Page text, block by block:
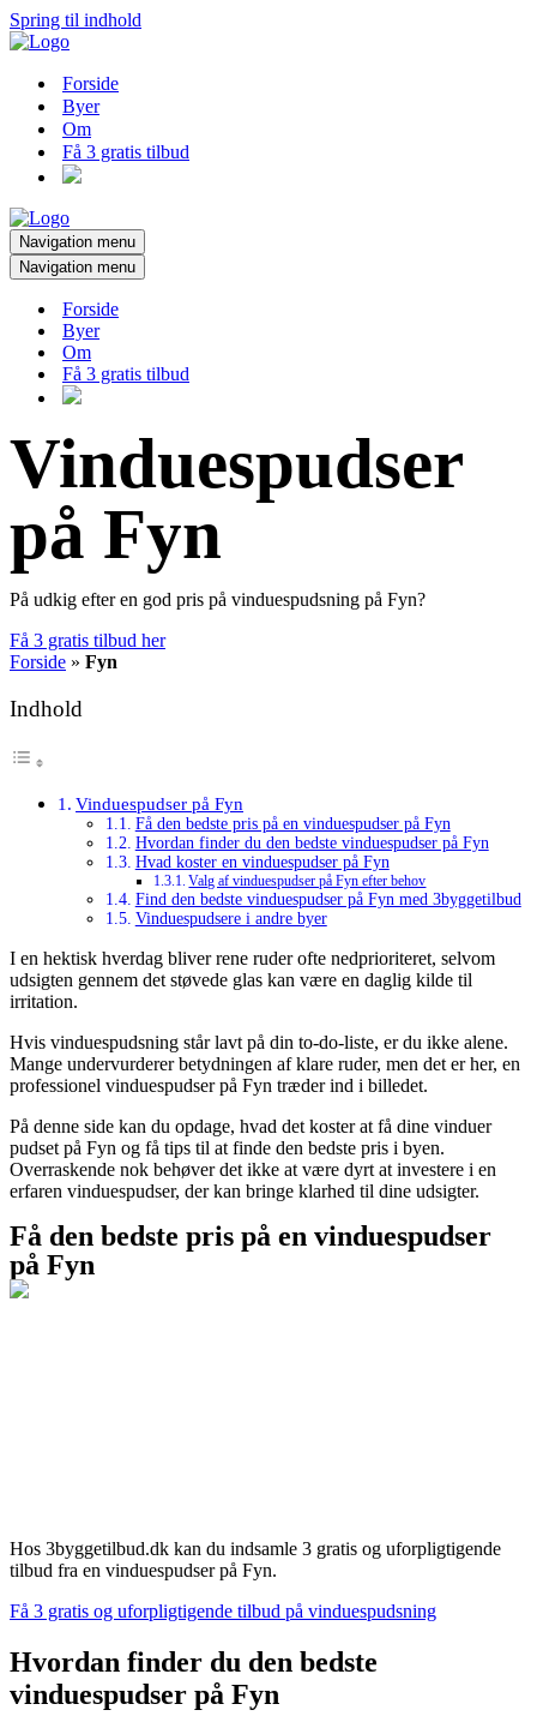
Spring til indhold
Forside
Byer
Om
Få 3 gratis tilbud
Navigation menu
Navigation menu
Forside
Byer
Om
Få 3 gratis tilbud
Vinduespudser
på Fyn
På udkig efter en god pris på vinduespudsning på Fyn?
Få 3 gratis tilbud her
Forside » Fyn
Indhold
Vinduespudser på Fyn
Få den bedste pris på en vinduespudser på Fyn
Hvordan finder du den bedste vinduespudser på Fyn
Hvad koster en vinduespudser på Fyn
Valg af vinduespudser på Fyn efter behov
Find den bedste vinduespudser på Fyn med 3byggetilbud
Vinduespudsere i andre byer
I en hektisk hverdag bliver rene ruder ofte nedprioriteret, selvom
udsigten gennem det støvede glas kan være en daglig kilde til
irritation.
Hvis vinduespudsning står lavt på din to-do-liste, er du ikke alene.
Mange undervurderer betydningen af klare ruder, men det er her, en
professionel vinduespudser på Fyn træder ind i billedet.
På denne side kan du opdage, hvad det koster at få dine vinduer
pudset på Fyn og få tips til at finde den bedste pris i byen.
Overraskende nok behøver det ikke at være dyrt at investere i en
erfaren vinduespudser, der kan bringe klarhed til dine udsigter.
Få den bedste pris på en vinduespudser
på Fyn
Hos 3byggetilbud.dk kan du indsamle 3 gratis og uforpligtigende
tilbud fra en vinduespudser på Fyn.
Få 3 gratis og uforpligtigende tilbud på vinduespudsning
Hvordan finder du den bedste
vinduespudser på Fyn